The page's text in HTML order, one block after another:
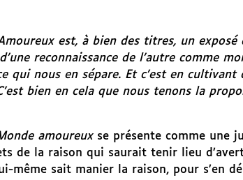
est, à bien des titres, un exposé
reconnaissance de l’autre comme
qui nous en sépare. Et c’est en
bien en cela que nous tenons la
amoureuxse présente comme une
de la raison qui saurait tenir lieu
même sait manier la raison, pour s’en